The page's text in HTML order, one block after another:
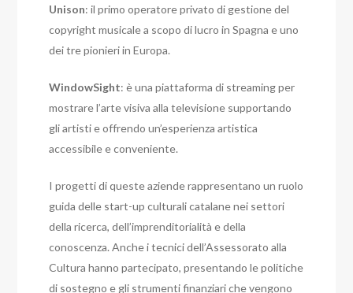
Unison: il primo operatore privato di gestione del
copyright musicale a scopo di lucro in Spagna e uno
dei tre pionieri in Europa.
WindowSight: è una piattaforma di streaming per
mostrare l’arte visiva alla televisione supportando
gli artisti e offrendo un’esperienza artistica
accessibile e conveniente.
I progetti di queste aziende rappresentano un ruolo
guida delle start-up culturali catalane nei settori
della ricerca, dell’imprenditorialità e della
conoscenza.Anche i tecnici dell’Assessorato alla
Cultura hanno partecipato, presentando le politiche
di sostegno e gli strumenti finanziari che vengono